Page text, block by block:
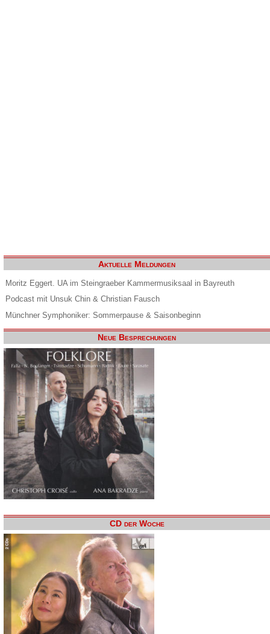
Aktuelle Meldungen
Moritz Eggert. UA im Steingraeber Kammermusiksaal in Bayreuth
Podcast mit Unsuk Chin & Christian Fausch
Münchner Symphoniker: Sommerpause & Saisonbeginn
Neue Besprechungen
CD der Woche